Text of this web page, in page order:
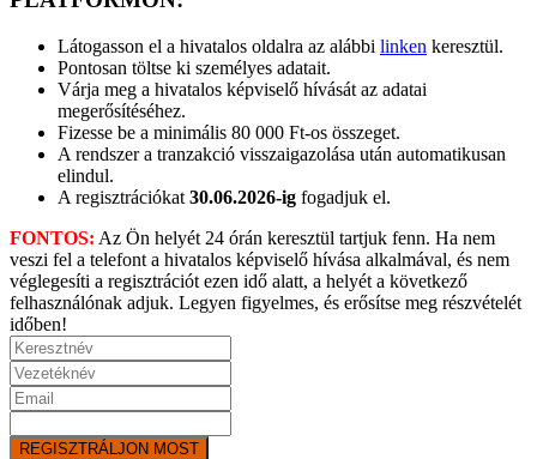
Látogasson el a hivatalos oldalra az alábbi linken keresztül.
Pontosan töltse ki személyes adatait.
Várja meg a hivatalos képviselő hívását az adatai
megerősítéséhez.
Fizesse be a minimális 80 000 Ft-os összeget.
A rendszer a tranzakció visszaigazolása után automatikusan
elindul.
A regisztrációkat 30.06.2026-ig fogadjuk el.
FONTOS: Az Ön helyét 24 órán keresztül tartjuk fenn. Ha nem
veszi fel a telefont a hivatalos képviselő hívása alkalmával, és nem
véglegesíti a regisztrációt ezen idő alatt, a helyét a következő
felhasználónak adjuk. Legyen figyelmes, és erősítse meg részvételét
időben!
REGISZTRÁLJON MOST